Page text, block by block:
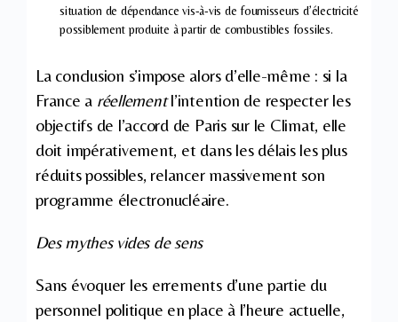
situation de dépendance vis-à-vis de fournisseurs d’électricité
possiblement produite à partir de combustibles fossiles.
La conclusion s’impose alors d’elle-même : si la
France a réellementl’intention de respecter les
objectifs de l’accord de Paris sur le Climat, elle
doit impérativement, et dans les délais les plus
réduits possibles, relancer massivement son
programme électronucléaire.
Des mythes vides de sens
Sans évoquer les errements d’une partie du
personnel politique en place à l’heure actuelle,